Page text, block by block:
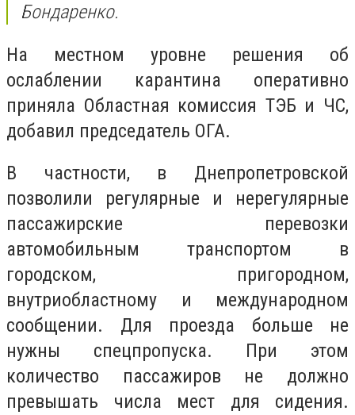
Бондаренко.
На местном уровне решения об
ослаблении карантина оперативно
приняла Областная комиссия ТЭБ и ЧС,
добавил председатель ОГА.
В частности, в Днепропетровской
позволили регулярные и нерегулярные
пассажирские перевозки
автомобильным транспортом в
городском, пригородном,
внутриобластному и международном
сообщении. Для проезда больше не
нужны спецпропуска. При этом
количество пассажиров не должно
превышать числа мест для сидения.